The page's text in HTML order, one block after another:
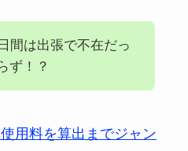
間は出張で不在だっ
ず！？
用料を算出までジャン